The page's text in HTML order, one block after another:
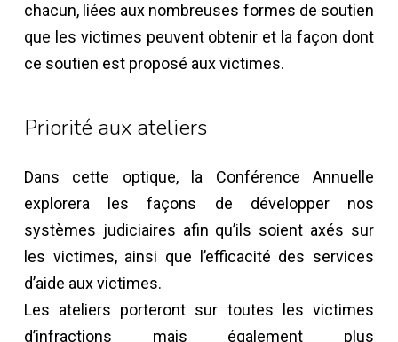
chacun, liées aux nombreuses formes de soutien
que les victimes peuvent obtenir et la façon dont
ce soutien est proposé aux victimes.
Priorité aux ateliers
Dans cette optique, la Conférence Annuelle
explorera les façons de développer nos
systèmes judiciaires afin qu’ils soient axés sur
les victimes, ainsi que l’efficacité des services
d’aide aux victimes.
Les ateliers porteront sur toutes les victimes
d’infractions mais également plus